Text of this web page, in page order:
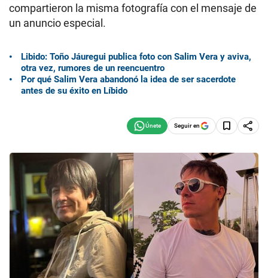
compartieron la misma fotografía con el mensaje de
un anuncio especial.
Libido: Toño Jáuregui publica foto con Salim Vera y aviva,
otra vez, rumores de un reencuentro
Por qué Salim Vera abandonó la idea de ser sacerdote
antes de su éxito en Líbido
Seguir en